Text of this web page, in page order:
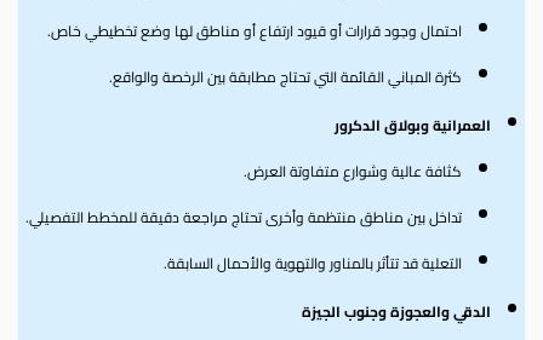
احتمال وجود قرارات أو قيود ارتفاع أو مناطق لها وضع تخطيطي خاص.
كثرة المباني القائمة التي تحتاج مطابقة بين الرخصة والواقع.
العمرانية وبولاق الدكرور
كثافة عالية وشوارع متفاوتة العرض.
تداخل بين مناطق منتظمة وأخرى تحتاج مراجعة دقيقة للمخطط التفصيلي.
التعلية قد تتأثر بالمناور والتهوية والأحمال السابقة.
الدقي والعجوزة وجنوب الجيزة